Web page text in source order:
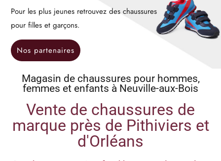
Pour les plus jeunes retrouvez des chaussures
pour filles et garçons.
Nos partenaires
Magasin de chaussures pour hommes,
femmes et enfants à Neuville-aux-Bois
Vente de chaussures de
marque près de Pithiviers et
d'Orléans